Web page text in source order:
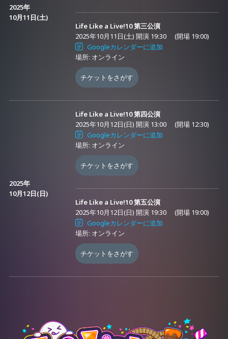
しゃりて(終末むくろ)、.LIVE(神楽すず)、ななしいんく(茜音カン
ナ)、Varium -ぶいありうむっ！-(セレナーデ・オックスブラッド
/ 綿宮あひる)、mikai(天川はの)、LiLYPSE(暁おぼろ / 暁みかど）
2025年10月12日(日)＜開演13:00 (開場12:30)＞
谷なの)、.LIVE(花京院ちえり)、ななしいんく(風見くく)、Palette
Project(七海ロナ / 藤宮コトハ)、まりなす(燈舞りん)、Re:AcT(九
楽ライ / 月紫アリア)、LiLYPSE(暁みかど)
2025年10月12日(日)
出演：アイデス、vα-liv(上水流 宇宙)、えのぐ(白藤環 / 鈴木あん
ず / 日向奈央)、.LIVE(ヤマト イオリ)、Varium -ぶいありうむ
っ！-(涼月すい)、Palette Project(暁月クララ / 香鳴ハノン / 常磐
カナメ)、まりなす(燈舞りん / 鈴鳴すばる)、ミリプロ(音ノ乃の
の)、LiLYPSE(暁おぼろ / 暁みかど)
※朝倉杏子、VALIS(VITTE / CHINO / NEFFY / RARA)、épeler(ChumuNote /
りて(終末むくろ / 小鳥谷なの / 星屑ぷらね)、.LIVE(花京院ちえり / 神楽す
ず)、ななしいんく(茜音カンナ / 家入ポポ / 風見くく / 湖南みあ)、Palette
2025年
10月11日(土)
Life Like a Live!10 第三公演
2025年10月11日(土) 開演 19:30
(開場 19:00)
Googleカレンダーに追加
場所: オンライン
チケットをさがす
2025年
10月12日(日)
Life Like a Live!10 第四公演
2025年10月12日(日) 開演 13:00
(開場 12:30)
Googleカレンダーに追加
場所: オンライン
チケットをさがす
Life Like a Live!10 第五公演
2025年10月12日(日) 開演 19:30
(開場 19:00)
Googleカレンダーに追加
場所: オンライン
チケットをさがす